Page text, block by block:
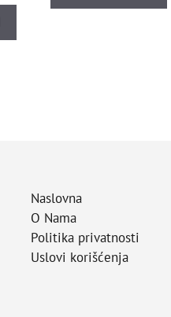
Naslovna
O Nama
Politika privatnosti
Uslovi korišćenja